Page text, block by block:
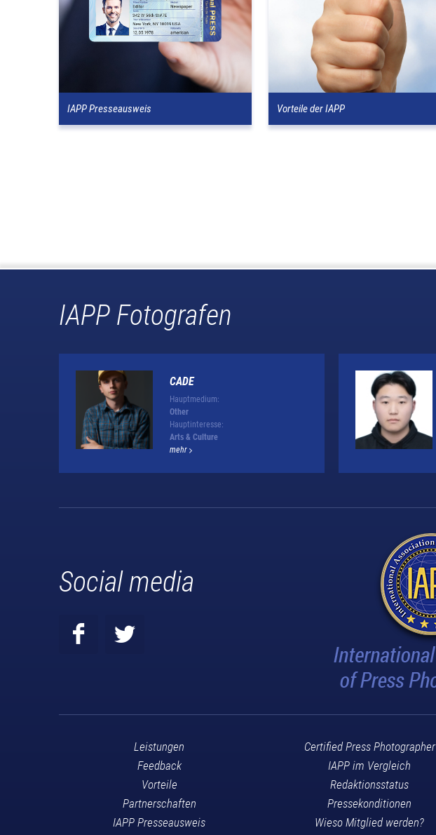
IAPP Presseausweis Vorteile der IAPP
IAPP Fotografen
CADE
Hauptmedium:
Other
Hauptinteresse:
Arts & Culture
mehr
Social media
Leistungen
Feedback
Vorteile
Partnerschaften
IAPP Presseausweis
Certified Press Photographer
IAPP im Vergleich
Redaktionsstatus
Pressekonditionen
Wieso Mitglied werden?